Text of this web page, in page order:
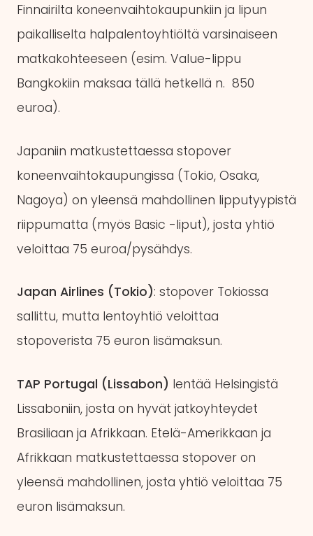
Finnairilta koneenvaihtokaupunkiin ja lipun
paikalliselta halpalentoyhtiöltä varsinaiseen
matkakohteeseen (esim. Value-lippu
Bangkokiin maksaa tällä hetkellä n. 850
euroa).
Japaniin matkustettaessa stopover
koneenvaihtokaupungissa (Tokio, Osaka,
Nagoya) on yleensä mahdollinen lipputyypistä
riippumatta (myös Basic -liput), josta yhtiö
veloittaa 75 euroa/pysähdys.
Japan Airlines (Tokio): stopover Tokiossa
sallittu, mutta lentoyhtiö veloittaa
stopoverista 75 euron lisämaksun.
TAP Portugal (Lissabon) lentää Helsingistä
Lissaboniin, josta on hyvät jatkoyhteydet
Brasiliaan ja Afrikkaan. Etelä-Amerikkaan ja
Afrikkaan matkustettaessa stopover on
yleensä mahdollinen, josta yhtiö veloittaa 75
euron lisämaksun.